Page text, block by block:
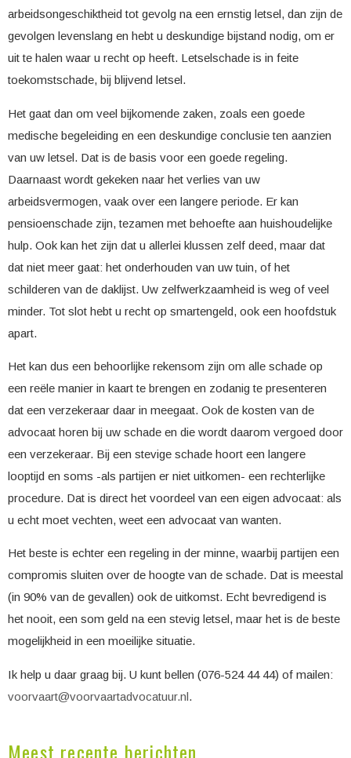
arbeidsongeschiktheid tot gevolg na een ernstig letsel, dan zijn de
gevolgen levenslang en hebt u deskundige bijstand nodig, om er
uit te halen waar u recht op heeft. Letselschade is in feite
toekomstschade, bij blijvend letsel.
Het gaat dan om veel bijkomende zaken, zoals een goede
medische begeleiding en een deskundige conclusie ten aanzien
van uw letsel. Dat is de basis voor een goede regeling.
Daarnaast wordt gekeken naar het verlies van uw
arbeidsvermogen, vaak over een langere periode. Er kan
pensioenschade zijn, tezamen met behoefte aan huishoudelijke
hulp. Ook kan het zijn dat u allerlei klussen zelf deed, maar dat
dat niet meer gaat: het onderhouden van uw tuin, of het
schilderen van de daklijst. Uw zelfwerkzaamheid is weg of veel
minder. Tot slot hebt u recht op smartengeld, ook een hoofdstuk
apart.
Het kan dus een behoorlijke rekensom zijn om alle schade op
een reële manier in kaart te brengen en zodanig te presenteren
dat een verzekeraar daar in meegaat. Ook de kosten van de
advocaat horen bij uw schade en die wordt daarom vergoed door
een verzekeraar. Bij een stevige schade hoort een langere
looptijd en soms -als partijen er niet uitkomen- een rechterlijke
procedure. Dat is direct het voordeel van een eigen advocaat: als
u echt moet vechten, weet een advocaat van wanten.
Het beste is echter een regeling in der minne, waarbij partijen een
compromis sluiten over de hoogte van de schade. Dat is meestal
(in 90% van de gevallen) ook de uitkomst. Echt bevredigend is
het nooit, een som geld na een stevig letsel, maar het is de beste
mogelijkheid in een moeilijke situatie.
Ik help u daar graag bij. U kunt bellen (076-524 44 44) of mailen:
voorvaart@voorvaartadvocatuur.nl.
Meest recente berichten